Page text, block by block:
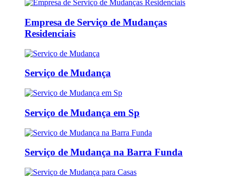
Empresa de Serviço de Mudanças
Residenciais
Serviço de Mudança
Serviço de Mudança em Sp
Serviço de Mudança na Barra Funda